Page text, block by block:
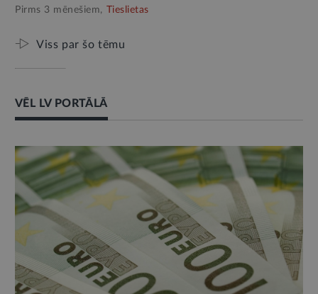
Pirms 3 mēnešiem, Tieslietas
Viss par šo tēmu
VĒL LV PORTĀLĀ